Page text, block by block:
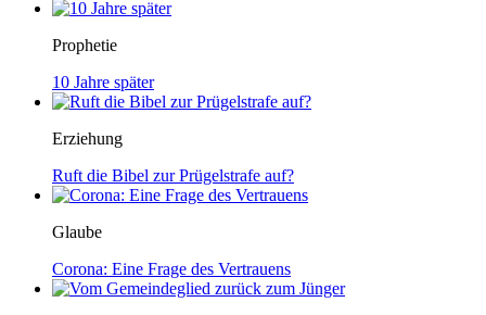
Prophetie
10 Jahre später
Erziehung
Ruft die Bibel zur Prügelstrafe auf?
Glaube
Corona: Eine Frage des Vertrauens